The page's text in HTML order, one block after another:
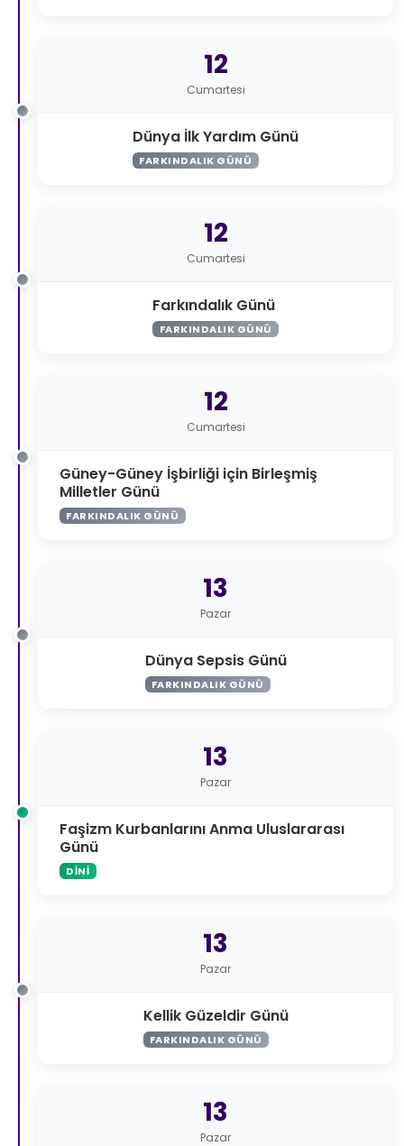
12
Cumartesi
Dünya İlk Yardım Günü
FARKINDALIK GÜNÜ
12
Cumartesi
Farkındalık Günü
FARKINDALIK GÜNÜ
12
Cumartesi
Güney-Güney İşbirliği için Birleşmiş
Milletler Günü
FARKINDALIK GÜNÜ
13
Pazar
Dünya Sepsis Günü
FARKINDALIK GÜNÜ
13
Pazar
Faşizm Kurbanlarını Anma Uluslararası
Günü
DINI
13
Pazar
Kellik Güzeldir Günü
FARKINDALIK GÜNÜ
13
Pazar